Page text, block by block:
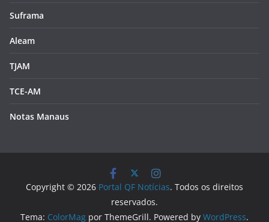
Suframa
Aleam
TJAM
TCE-AM
Notas Manaus
Copyright © 2026 Portal QF Notícias. Todos os direitos
reservados.
Tema: ColorMag por ThemeGrill. Powered by WordPress.